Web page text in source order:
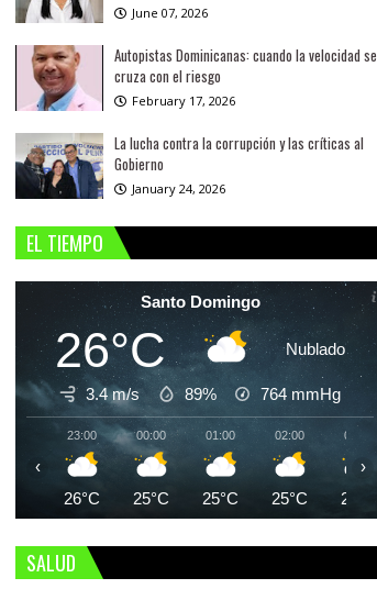
June 07, 2026
Autopistas Dominicanas: cuando la velocidad se
cruza con el riesgo
February 17, 2026
La lucha contra la corrupción y las críticas al
Gobierno
January 24, 2026
EL TIEMPO
Santo Domingo
26°C Nublado
3.4 m/s 89% 764 mmHg
23:00
26°C
00:00
25°C
01:00
25°C
02:00
25°C
03:00
25°C
‹ ›
SALUD